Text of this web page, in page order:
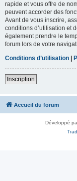
rapide et vous offre de
peuvent accorder des
Avant de vous inscrire,
conditions d’utilisation et
également prendre le
forum lors de votre
Conditions d’utilisation
Inscription
Accueil du forum
Développé